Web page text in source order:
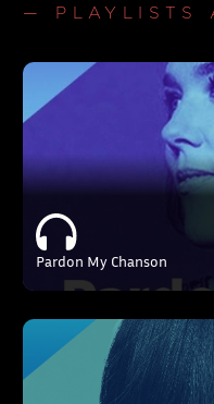
— PLAYLISTS
Pardon My Chanson